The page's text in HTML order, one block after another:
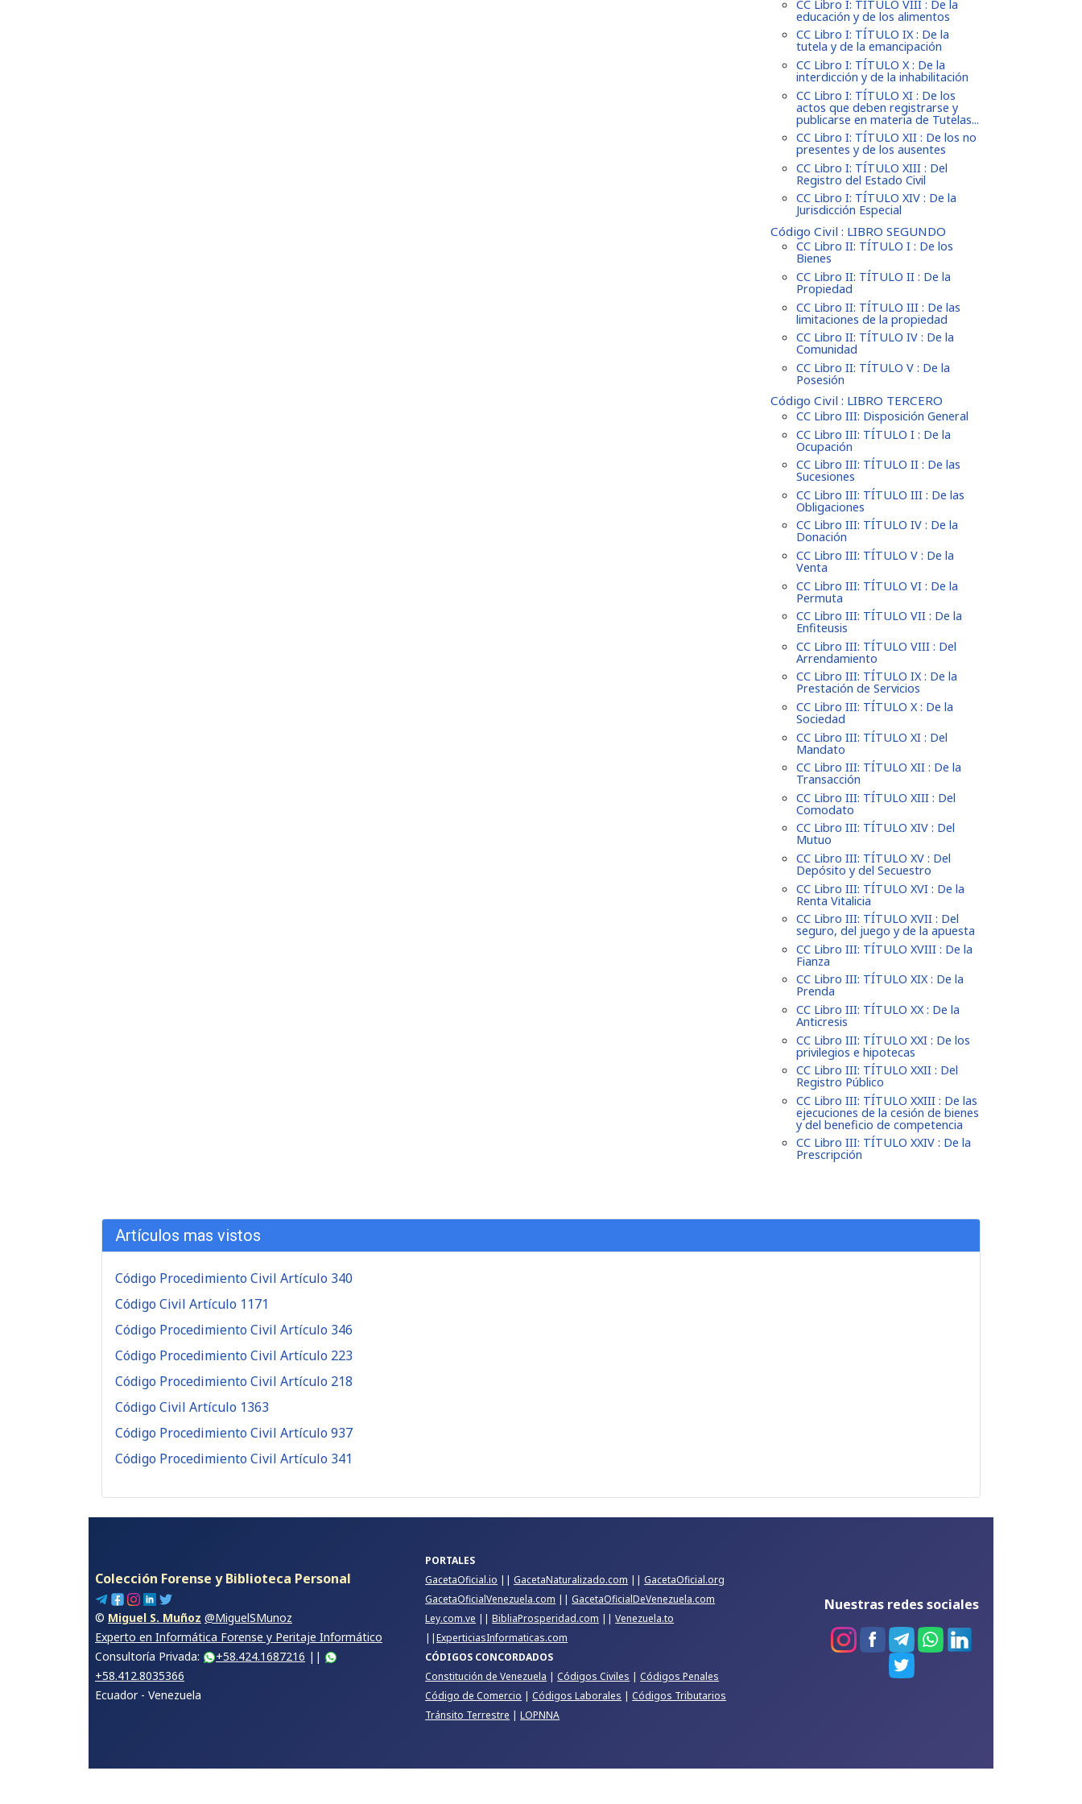
CC Libro I: TÍTULO VIII : De la
educación y de los alimentos
CC Libro I: TÍTULO IX : De la
tutela y de la emancipación
CC Libro I: TÍTULO X : De la
interdicción y de la inhabilitación
CC Libro I: TÍTULO XI : De los
actos que deben registrarse y
publicarse en materia de Tutelas...
CC Libro I: TÍTULO XII : De los no
presentes y de los ausentes
CC Libro I: TÍTULO XIII : Del
Registro del Estado Civil
CC Libro I: TÍTULO XIV : De la
Jurisdicción Especial
Código Civil : LIBRO SEGUNDO
CC Libro II: TÍTULO I : De los
Bienes
CC Libro II: TÍTULO II : De la
Propiedad
CC Libro II: TÍTULO III : De las
limitaciones de la propiedad
CC Libro II: TÍTULO IV : De la
Comunidad
CC Libro II: TÍTULO V : De la
Posesión
Código Civil : LIBRO TERCERO
CC Libro III: Disposición General
CC Libro III: TÍTULO I : De la
Ocupación
CC Libro III: TÍTULO II : De las
Sucesiones
CC Libro III: TÍTULO III : De las
Obligaciones
CC Libro III: TÍTULO IV : De la
Donación
CC Libro III: TÍTULO V : De la
Venta
CC Libro III: TÍTULO VI : De la
Permuta
CC Libro III: TÍTULO VII : De la
Enfiteusis
CC Libro III: TÍTULO VIII : Del
Arrendamiento
CC Libro III: TÍTULO IX : De la
Prestación de Servicios
CC Libro III: TÍTULO X : De la
Sociedad
CC Libro III: TÍTULO XI : Del
Mandato
CC Libro III: TÍTULO XII : De la
Transacción
CC Libro III: TÍTULO XIII : Del
Comodato
CC Libro III: TÍTULO XIV : Del
Mutuo
CC Libro III: TÍTULO XV : Del
Depósito y del Secuestro
CC Libro III: TÍTULO XVI : De la
Renta Vitalicia
CC Libro III: TÍTULO XVII : Del
seguro, del juego y de la apuesta
CC Libro III: TÍTULO XVIII : De la
Fianza
CC Libro III: TÍTULO XIX : De la
Prenda
CC Libro III: TÍTULO XX : De la
Anticresis
CC Libro III: TÍTULO XXI : De los
privilegios e hipotecas
CC Libro III: TÍTULO XXII : Del
Registro Público
CC Libro III: TÍTULO XXIII : De las
ejecuciones de la cesión de bienes
y del beneficio de competencia
CC Libro III: TÍTULO XXIV : De la
Prescripción
Artículos mas vistos
Código Procedimiento Civil Artículo 340
Código Civil Artículo 1171
Código Procedimiento Civil Artículo 346
Código Procedimiento Civil Artículo 223
Código Procedimiento Civil Artículo 218
Código Civil Artículo 1363
Código Procedimiento Civil Artículo 937
Código Procedimiento Civil Artículo 341
Colección Forense y Biblioteca Personal
© Miguel S. Muñoz @MiguelSMunoz
Experto en Informática Forense y Peritaje Informático
Consultoría Privada:
+58.424.1687216 ||
+58.412.8035366
Ecuador - Venezuela
PORTALES
GacetaOficial.io ||GacetaNaturalizado.com ||GacetaOficial.org
GacetaOficialVenezuela.com ||GacetaOficialDeVenezuela.com
Ley.com.ve ||BibliaProsperidad.com ||Venezuela.to
||ExperticiasInformaticas.com
CÓDIGOS CONCORDADOS
Constitución de Venezuela |Códigos Civiles | Códigos Penales
Código de Comercio |Códigos Laborales | Códigos Tributarios
Tránsito Terrestre |LOPNNA
Nuestras redes sociales